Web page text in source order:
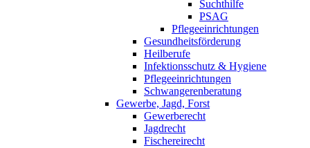
Suchthilfe
PSAG
Pflegeeinrichtungen
Gesundheitsförderung
Heilberufe
Infektionsschutz & Hygiene
Pflegeeinrichtungen
Schwangerenberatung
Gewerbe, Jagd, Forst
Gewerberecht
Jagdrecht
Fischereirecht